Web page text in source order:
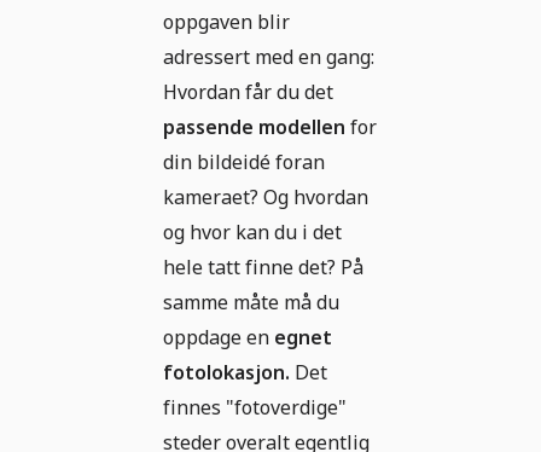
oppgaven blir
adressert med en gang:
Hvordan får du det
passende modellen for
din bildeidé foran
kameraet? Og hvordan
og hvor kan du i det
hele tatt finne det? På
samme måte må du
oppdage en egnet
fotolokasjon. Det
finnes "fotoverdige"
steder overalt egentlig